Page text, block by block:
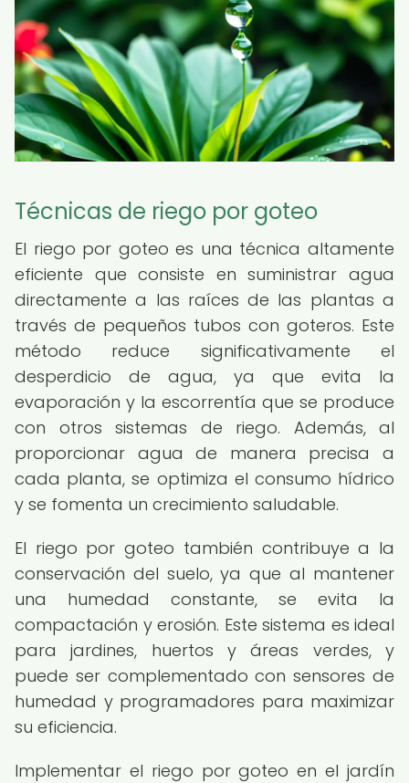
Técnicas de riego por goteo
El riego por goteo es una técnica altamente
eficiente que consiste en suministrar agua
directamente a las raíces de las plantas a
través de pequeños tubos con goteros. Este
método reduce significativamente el
desperdicio de agua, ya que evita la
evaporación y la escorrentía que se produce
con otros sistemas de riego. Además, al
proporcionar agua de manera precisa a
cada planta, se optimiza el consumo hídrico
y se fomenta un crecimiento saludable.
El riego por goteo también contribuye a la
conservación del suelo, ya que al mantener
una humedad constante, se evita la
compactación y erosión. Este sistema es ideal
para jardines, huertos y áreas verdes, y
puede ser complementado con sensores de
humedad y programadores para maximizar
su eficiencia.
Implementar el riego por goteo en el jardín